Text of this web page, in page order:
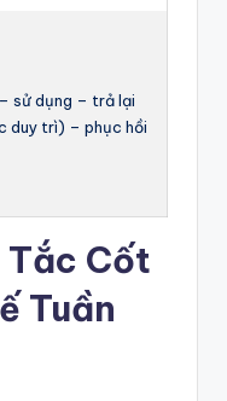
sử dụng – trả lại
duy trì) – phục hồi
Tắc Cốt
Tuần